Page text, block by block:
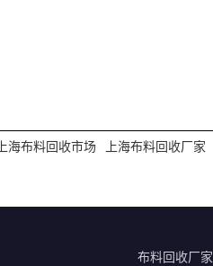
上海布料回收市场 上海布料回收厂家
布料回收厂家